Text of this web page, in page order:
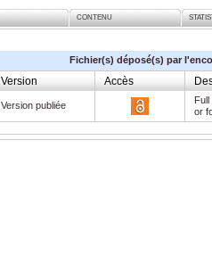
CONTENU
Fichier(s) déposé(s) par
Version Accès
Version publiée
or